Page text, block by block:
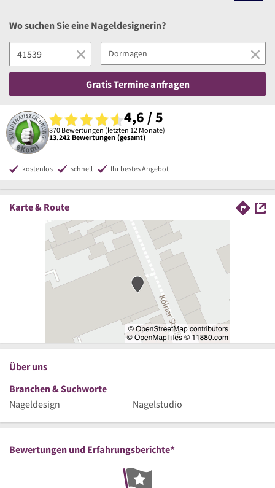
Wo suchen Sie eine Nageldesignerin?
Gratis Termine anfragen
4,6 / 5
870 Bewertungen (letzten 12 Monate)
13.242 Bewertungen (gesamt)
kostenlos schnell Ihr bestes Angebot
Karte & Route
Über uns
Branchen & Suchworte
Nageldesign
Nagelstudio
Bewertungen und Erfahrungsberichte*